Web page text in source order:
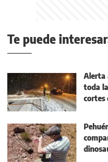
Te puede
Alerta
toda
cortes